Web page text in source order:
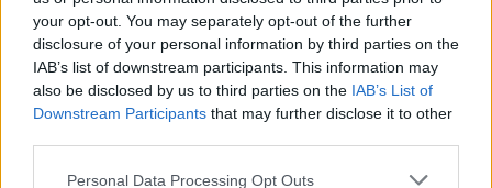
your opt-out. You may separately opt-out of the further
disclosure of your personal information by third parties on the
IAB’s list of downstream participants. This information may
also be disclosed by us to third parties on the IAB’s List of
Downstream Participants that may further disclose it to other
Personal Data Processing Opt Outs
quarto classificado (segundo na categoria Challenger),
depois de uma corrida empolgante, isenta de erros,
com o carro a comportar-se mecanicamente
exemplar, com o piloto ainda a adaptar-se à mudança